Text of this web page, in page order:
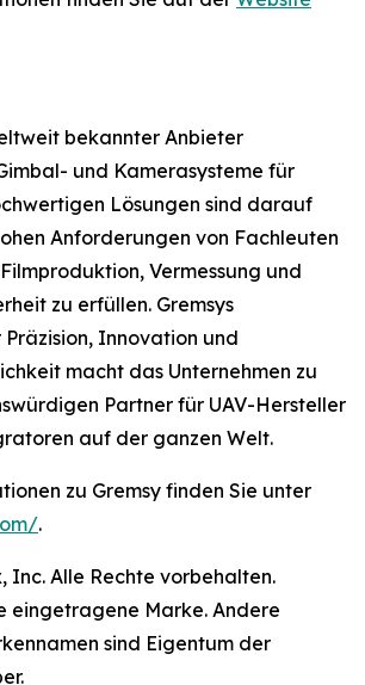
bekannter Anbieter
und Kamerasysteme für
Lösungen sind darauf
Anforderungen von Fachleuten
Vermessung und
zu erfüllen. Gremsys
Innovation und
macht das Unternehmen zu
Partner für UAV-Hersteller
auf der ganzen Welt.
zu Gremsy finden Sie unter
.
Inc. Alle Rechte vorbehalten.
eingetragene Marke. Andere
sind Eigentum der